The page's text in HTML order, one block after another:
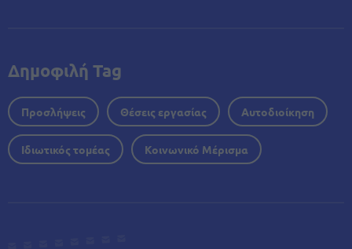
Δημοφιλή Tag
Προσλήψεις Θέσεις εργασίας Αυτοδιοίκηση
Ιδιωτικός τομέας Κοινωνικό Μέρισμα